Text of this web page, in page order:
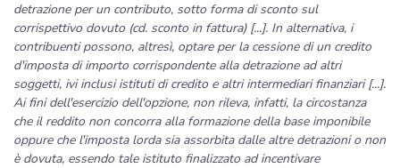
detrazione per un contributo, sotto forma di sconto sul
corrispettivo dovuto (cd. sconto in fattura) [...]. In alternativa, i
contribuenti possono, altresì, optare per la cessione di un credito
d'imposta di importo corrispondente alla detrazione ad altri
soggetti, ivi inclusi istituti di credito e altri intermediari finanziari [...].
Ai fini dell'esercizio dell'opzione, non rileva, infatti, la circostanza
che il reddito non concorra alla formazione della base imponibile
oppure che l'imposta lorda sia assorbita dalle altre detrazioni o non
è dovuta, essendo tale istituto finalizzato ad incentivare